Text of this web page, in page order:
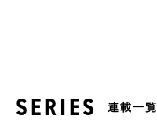
SERIES 連載一覧